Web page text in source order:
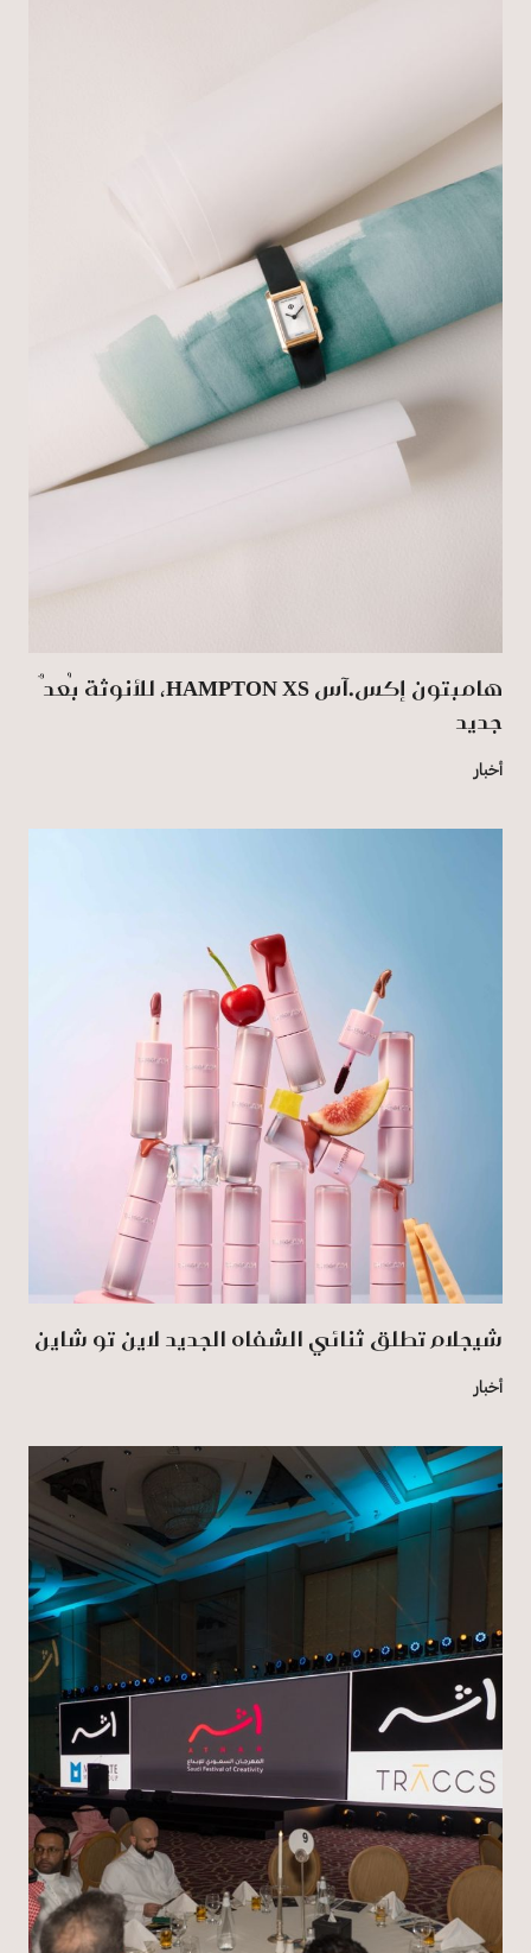
هامبتون إكس.آس HAMPTON XS، للأنوثة بُعدٌ
جديد
أخبار
شيجلام تطلق ثنائي الشفاه الجديد لاين تو شاين
أخبار